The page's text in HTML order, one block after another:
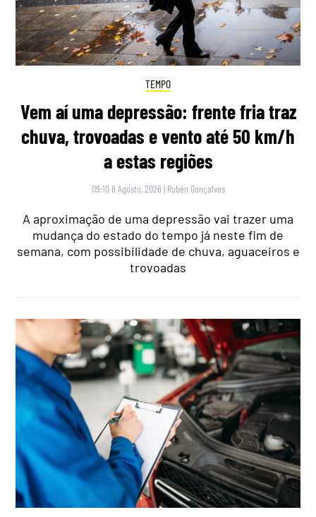
TEMPO
Vem aí uma depressão: frente fria traz
chuva, trovoadas e vento até 50 km/h
a estas regiões
09:10 8 Agosto, 2026 | Rubén Gonçalves
A aproximação de uma depressão vai trazer uma
mudança do estado do tempo já neste fim de
semana, com possibilidade de chuva, aguaceiros e
trovoadas